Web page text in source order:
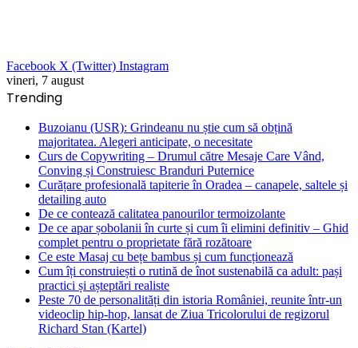
Facebook X (Twitter) Instagram
vineri, 7 august
Trending
Buzoianu (USR): Grindeanu nu știe cum să obțină
majoritatea. Alegeri anticipate, o necesitate
Curs de Copywriting – Drumul către Mesaje Care Vând,
Conving și Construiesc Branduri Puternice
Curățare profesională tapiterie în Oradea – canapele, saltele și
detailing auto
De ce contează calitatea panourilor termoizolante
De ce apar șobolanii în curte și cum îi elimini definitiv – Ghid
complet pentru o proprietate fără rozătoare
Ce este Masaj cu bețe bambus și cum funcționează
Cum îți construiești o rutină de înot sustenabilă ca adult: pași
practici și așteptări realiste
Peste 70 de personalități din istoria României, reunite într-un
videoclip hip-hop, lansat de Ziua Tricolorului de regizorul
Richard Stan (Kartel)